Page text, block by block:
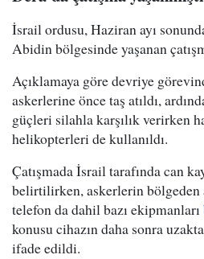
İsrail ordusu, Haziran ayı
Abidin bölgesinde yaşanan
Açıklamaya göre devriye
askerlerine önce taş atıldı,
güçleri silahla karşılık verirken
helikopterleri de kullanıldı.
Çatışmada İsrail tarafında can
belirtilirken, askerlerin bölgeden
telefon da dahil bazı ekipmanları
konusu cihazın daha sonra
ifade edildi.